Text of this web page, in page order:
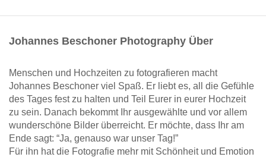
Johannes Beschoner Photography Über
Menschen und Hochzeiten zu fotografieren macht
Johannes Beschoner viel Spaß. Er liebt es, all die Gefühle
des Tages fest zu halten und Teil Eurer in eurer Hochzeit
zu sein. Danach bekommt Ihr ausgewählte und vor allem
wunderschöne Bilder überreicht. Er möchte, dass Ihr am
Ende sagt: “Ja, genauso war unser Tag!”
Für ihn hat die Fotografie mehr mit Schönheit und Emotion